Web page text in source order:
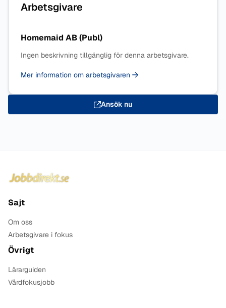
Arbetsgivare
Homemaid AB (Publ)
Ingen beskrivning tillgänglig för denna arbetsgivare.
Mer information om arbetsgivaren
Ansök nu
Sajt
Om oss
Arbetsgivare i fokus
Övrigt
Lärarguiden
Vårdfokusjobb